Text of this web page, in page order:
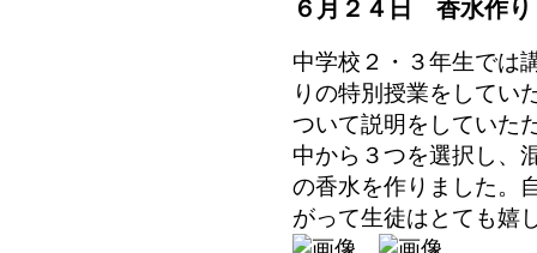
６月２４日 香水作り
中学校２・３年生では
りの特別授業をしてい
ついて説明をしていた
中から３つを選択し、
の香水を作りました。
がって生徒はとても嬉